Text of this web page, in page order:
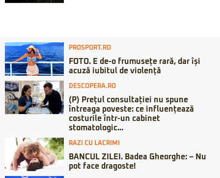
PROSPORT.RO
FOTO. E de-o frumusețe rară, dar își
acuză iubitul de violență
DESCOPERA.RO
(P) Prețul consultației nu spune
întreaga poveste: ce influențează
costurile într-un cabinet
stomatologic...
RAZI CU LACRIMI
BANCUL ZILEI. Badea Gheorghe: – Nu
pot face dragoste!